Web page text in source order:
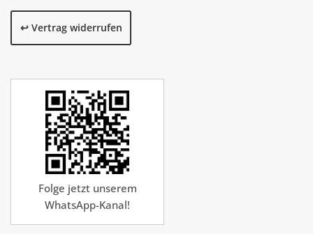
↩️ Vertrag widerrufen
Folge jetzt unserem
WhatsApp-Kanal!